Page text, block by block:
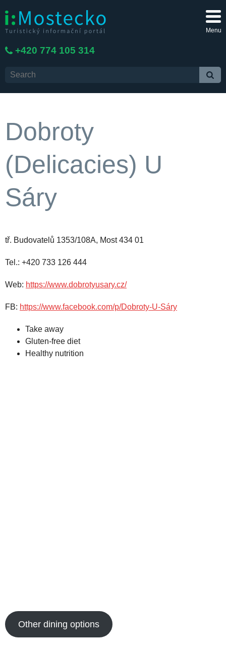
Menu
+420 774 105 314
Dobroty
(Delicacies) U
Sáry
tř. Budovatelů 1353/108A, Most 434 01
Tel.: +420 733 126 444
Web: https://www.dobrotyusary.cz/
FB: https://www.facebook.com/p/Dobroty-U-Sáry
Take away
Gluten-free diet
Healthy nutrition
Other dining options